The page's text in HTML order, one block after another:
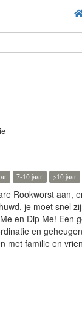
7-10 jaar >10 jaar
Rookworst aan,
je moet snel
en Dip Me! Een
en
met familie en